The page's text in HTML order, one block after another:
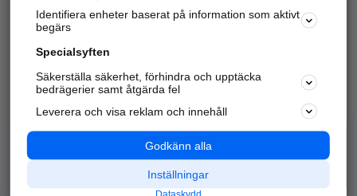
samarbetspartners nära dig.
Alla kategorier
Populära sökningar
API & Kartor
Annonsera
Integritet
Nödnummer
Identifiera enheter baserat på information som aktivt
begärs
Specialsyften
Säkerställa säkerhet, förhindra och upptäcka
bedrägerier samt åtgärda fel
Leverera och visa reklam och innehåll
Godkänn alla
Inställningar
Dataskydd